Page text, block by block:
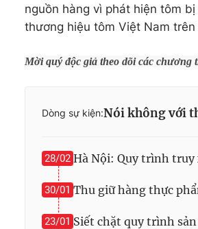
nguồn hàng vì phát hiện tôm
thương hiệu tôm Việt Nam
Mời quý độc giả theo dõi các
Dòng sự kiện:Nói không với
28/02 Hà Nội: Quy trình truy
30/01 Thu giữ hàng thực
23/01 Siết chặt quy trình